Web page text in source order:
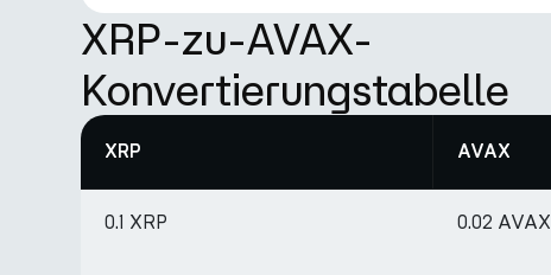
XRP-zu-AVAX-
Konvertierungstabelle
XRP AVAX
0.1 XRP 0.02 AVAX